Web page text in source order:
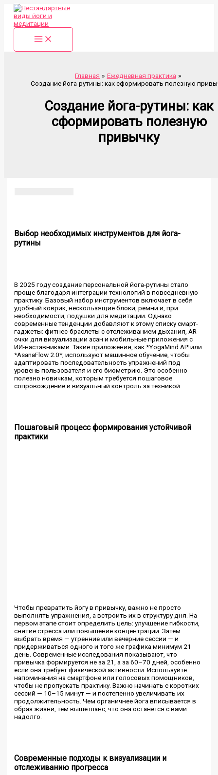
Перейти
содержимому
Главная
Ежедневная практика
Создание йога-рутины: как сформировать полезную
Создание йога-рутины: как
сформировать полезную
привычку
Выбор необходимых инструментов для йога-
рутины
В 2025 году создание персональной йога-рутины стало
проще благодаря интеграции технологий в повседневную
практику. Базовый набор инструментов включает в себя
удобный коврик, нескользящие блоки, ремни и, при
необходимости, подушки для медитации. Однако
современные тенденции добавляют к этому списку смарт-
гаджеты: фитнес-браслеты с отслеживанием дыхания, AR-
очки для визуализации асан и мобильные приложения с
ИИ-наставниками. Такие приложения, как *YogaMind AI* или
*AsanaFlow 2.0*, используют машинное обучение, чтобы
адаптировать последовательность упражнений под
уровень пользователя и его биометрию. Это особенно
полезно новичкам, которым требуется пошаговое
сопровождение и визуальный контроль за техникой.
Пошаговый процесс формирования устойчивой
практики
Чтобы превратить йогу в привычку, важно не просто
выполнять упражнения, а встроить их в структуру дня. На
первом этапе стоит определить цель: улучшение гибкости,
снятие стресса или повышение концентрации. Затем
выбрать время — утренние или вечерние сессии — и
придерживаться одного и того же графика минимум 21
день. Современные исследования показывают, что
привычка формируется не за 21, а за 60–70 дней, особенно
если она требует физической активности. Используйте
напоминания на смартфоне или голосовых помощников,
чтобы не пропускать практику. Важно начинать с коротких
сессий — 10–15 минут — и постепенно увеличивать их
продолжительность. Чем органичнее йога вписывается в
образ жизни, тем выше шанс, что она останется с вами
надолго.
Современные подходы к визуализации и
отслеживанию прогресса